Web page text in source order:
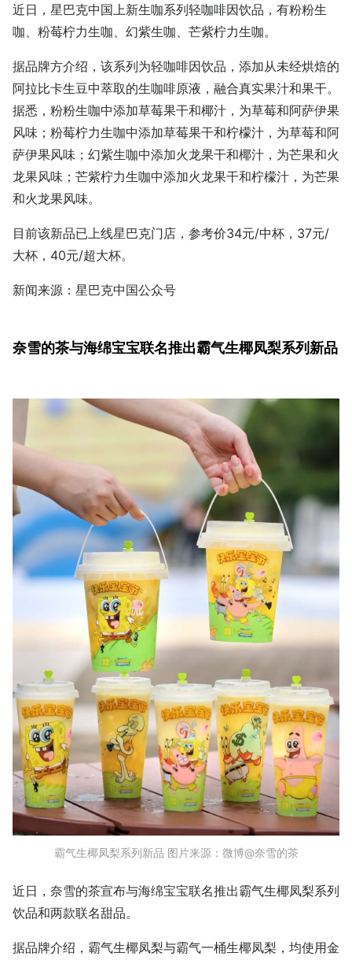
近日，星巴克中国上新生咖系列轻咖啡因饮品，有粉粉生
咖、粉莓柠力生咖、幻紫生咖、芒紫柠力生咖。
据品牌方介绍，该系列为轻咖啡因饮品，添加从未经烘焙的
阿拉比卡生豆中萃取的生咖啡原液，融合真实果汁和果干。
据悉，粉粉生咖中添加草莓果干和椰汁，为草莓和阿萨伊果
风味；粉莓柠力生咖中添加草莓果干和柠檬汁，为草莓和阿
萨伊果风味；幻紫生咖中添加火龙果干和椰汁，为芒果和火
龙果风味；芒紫柠力生咖中添加火龙果干和柠檬汁，为芒果
和火龙果风味。
目前该新品已上线星巴克门店，参考价34元/中杯，37元/
大杯，40元/超大杯。
新闻来源：星巴克中国公众号
奈雪的茶与海绵宝宝联名推出霸气生椰凤梨系列新品
霸气生椰凤梨系列新品 图片来源：微博@奈雪的茶
近日，奈雪的茶宣布与海绵宝宝联名推出霸气生椰凤梨系列
饮品和两款联名甜品。
据品牌介绍，霸气生椰凤梨与霸气一桶生椰凤梨，均使用金